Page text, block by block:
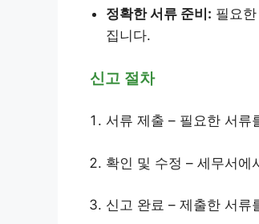
정확한 서류 준비: 필요
집니다.
신고 절차
서류 제출 – 필요한 서류
확인 및 수정 – 세무서에
신고 완료 – 제출한 서류